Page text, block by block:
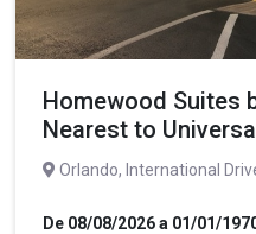
Homewood Suites
Nearest to
Orlando, International
De 08/08/2026 a 01/01/